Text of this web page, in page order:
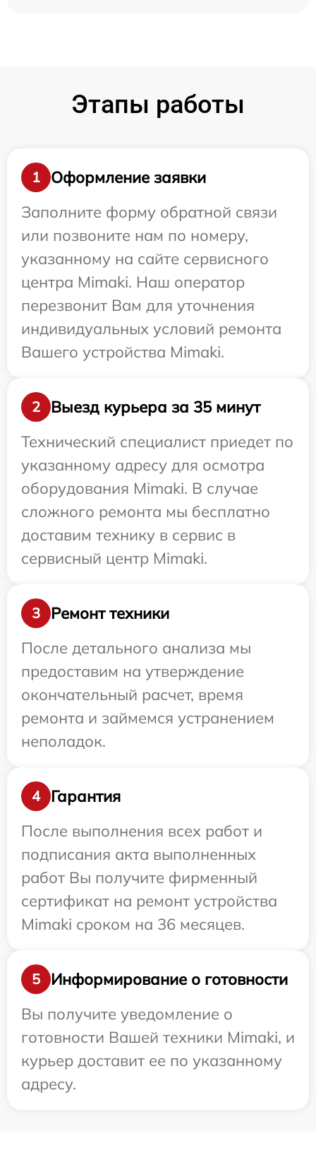
Этапы работы
1
Оформление заявки
Заполните форму обратной связи
или позвоните нам по номеру,
указанному на сайте сервисного
центра Mimaki. Наш оператор
перезвонит Вам для уточнения
индивидуальных условий ремонта
Вашего устройства Mimaki.
2
Выезд курьера за 35 минут
Технический специалист приедет по
указанному адресу для осмотра
оборудования Mimaki. В случае
сложного ремонта мы бесплатно
доставим технику в сервис в
сервисный центр Mimaki.
3
Ремонт техники
После детального анализа мы
предоставим на утверждение
окончательный расчет, время
ремонта и займемся устранением
неполадок.
4
Гарантия
После выполнения всех работ и
подписания акта выполненных
работ Вы получите фирменный
сертификат на ремонт устройства
Mimaki сроком на 36 месяцев.
5
Информирование о готовности
Вы получите уведомление о
готовности Вашей техники Mimaki, и
курьер доставит ее по указанному
адресу.